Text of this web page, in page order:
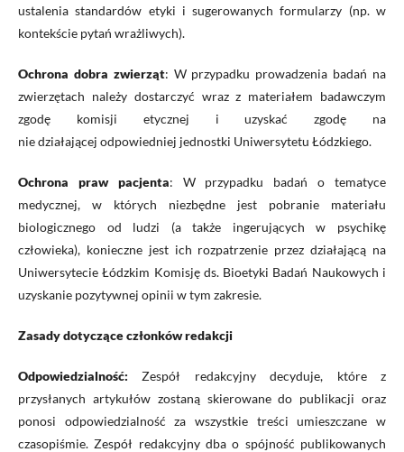
ustalenia standardów etyki i sugerowanych formularzy (np. w
kontekście pytań wrażliwych).
Ochrona dobra zwierząt: Wprzypadku prowadzenia badań na
zwierzętach należy dostarczyć wraz z materiałem badawczym
zgodę komisji etycznej i uzyskać zgodę na
niedziałającej odpowiedniej jednostki Uniwersytetu Łódzkiego.
Ochrona praw pacjenta: Wprzypadku badań o tematyce
medycznej, w których niezbędne jest pobranie materiału
biologicznego od ludzi (a także ingerujących w psychikę
człowieka), konieczne jest ich rozpatrzenie przezdziałającą na
Uniwersytecie Łódzkim Komisjęds. Bioetyki Badań Naukowych i
uzyskanie pozytywnej opinii w tym zakresie.
Zasady dotyczące członków redakcji
Odpowiedzialność: Zespół redakcyjny decyduje, które z
przysłanych artykułów zostaną skierowane do publikacji oraz
ponosi odpowiedzialność za wszystkie treści umieszczane w
czasopiśmie. Zespół redakcyjny dba o spójność publikowanych